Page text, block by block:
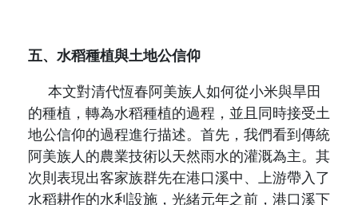
五、水稻種植與土地公信仰
本文對清代恆春阿美族人如何從小米與旱田
的種植，轉為水稻種植的過程，並且同時接受土
地公信仰的過程進行描述。首先，我們看到傳統
阿美族人的農業技術以天然雨水的灌溉為主。其
次則表現出客家族群先在港口溪中、上游帶入了
水稻耕作的水利設施，光緒元年之前，港口溪下